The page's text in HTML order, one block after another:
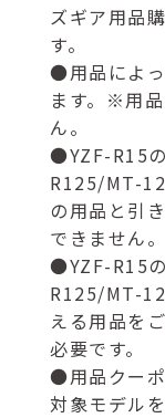
ズギア用品
す。
●用品によ
ます。※用
ん。
●YZF-R15
R125/MT-
の用品と引
できません。
●YZF-R15
R125/MT-
える用品を
必要です。
●用品クー
対象モデル